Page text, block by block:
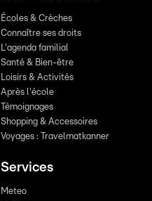
Écoles & Crèches
Connaître ses droits
L'agenda familial
Santé & Bien-être
Loisirs & Activités
Après l'école
Témoignages
Shopping & Accessoires
Voyages : Travelmatkanner
Services
Meteo